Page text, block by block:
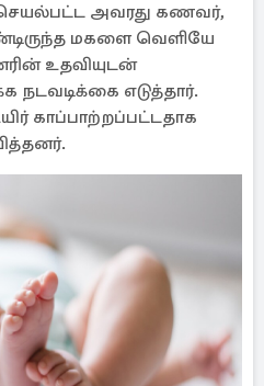
அவரது கணவர்,
மகளை வெளியே
உதவியுடன்
நடவடிக்கை எடுத்தார்.
காப்பாற்றப்பட்டதாக